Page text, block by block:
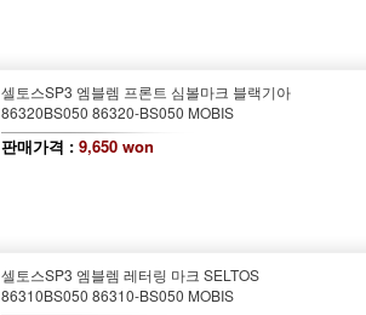
셀토스SP3 엠블렘 프론트 심볼마크 블랙기아
86320BS050 86320-BS050 MOBIS
판매가격 : 9,650 won
셀토스SP3 엠블렘 레터링 마크 SELTOS
86310BS050 86310-BS050 MOBIS